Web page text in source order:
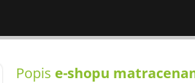
Popis e-shopu